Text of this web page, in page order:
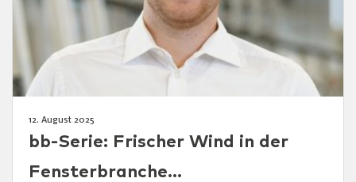
12. August 2025
bb-Serie: Frischer Wind in der
Fensterbranche…